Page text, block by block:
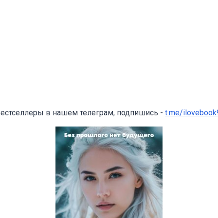
в нашем телеграм, подпишись - t.me/